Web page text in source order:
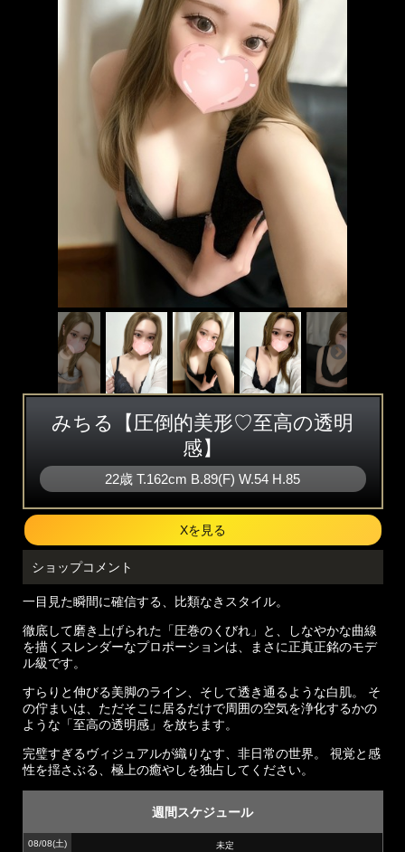
みちる【圧倒的美形♡至高の透明
感】
22歳 T.162cm B.89(F) W.54 H.85
Xを見る
ショップコメント
一目見た瞬間に確信する、比類なきスタイル。
徹底して磨き上げられた「圧巻のくびれ」と、しなやかな曲線
を描くスレンダーなプロポーションは、まさに正真正銘のモデ
ル級です。
すらりと伸びる美脚のライン、そして透き通るような白肌。 そ
の佇まいは、ただそこに居るだけで周囲の空気を浄化するかの
ような「至高の透明感」を放ちます。
完璧すぎるヴィジュアルが織りなす、非日常の世界。 視覚と感
性を揺さぶる、極上の癒やしを独占してください。
週間スケジュール
08/08(土) 未定